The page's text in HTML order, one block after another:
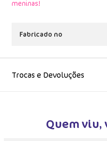
meninas!
Fabricado no
Trocas e Devoluções
Quem
INFORMAÇÕES DO